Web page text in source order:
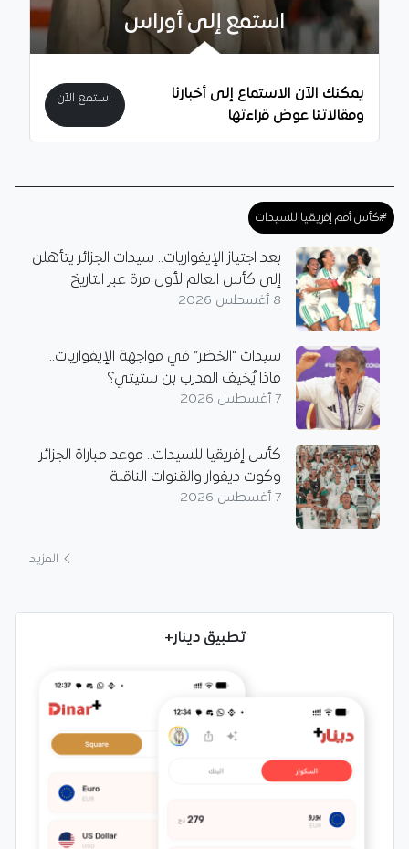
استمع إلى أوراس
يمكنك الآن الاستماع إلى أخبارنا
ومقالاتنا عوض قراءتها
استمع الآن
#كأس أمم إفريقيا للسيدات
بعد اجتياز الإيفواريات.. سيدات الجزائر يتأهلن
إلى كأس العالم لأول مرة عبر التاريخ
8 أغسطس 2026
سيدات “الخضر” في مواجهة الإيفواريات..
ماذا يُخيف المدرب بن ستيتي؟
7 أغسطس 2026
كأس إفريقيا للسيدات.. موعد مباراة الجزائر
وكوت ديفوار والقنوات الناقلة
7 أغسطس 2026
المزيد
تطبيق دينار+